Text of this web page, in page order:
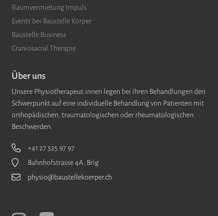
Raumvermietung Impuls
Events bei Baustelle Körper
Baustelle Business
Craniosacral Therapie
Über uns
Unsere Physiotherapeut:innen legen bei ihren Behandlungen den
Schwerpunkt auf eine individuelle Behandlung von Patienten mit
orthopädischen, traumatologischen oder rheumatologischen
Beschwerden.
+41 27 525 97 97
Bahnhofstrasse 4A, Brig
physio@baustellekoerper.ch